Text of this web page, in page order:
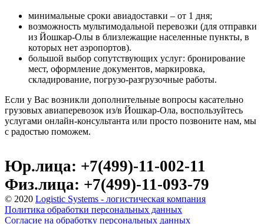
минимальные сроки авиадоставки – от 1 дня;
возможность мультимодальной перевозки (для отправки
из Йошкар-Олы в близлежащие населенные пункты, в
которых нет аэропортов).
большой выбор сопутствующих услуг: бронирование
мест, оформление документов, маркировка,
складирование, погрузо-разгрузочные работы.
Если у Вас возникли дополнительные вопросы касательно
грузовых авиаперевозок из/в Йошкар-Ола, воспользуйтесь
услугами онлайн-консультанта или просто позвоните нам, мы
с радостью поможем.
Юр.лица: +7(499)-11-002-11
Физ.лица: +7(499)-11-093-79
© 2020 Logistic Systems - логистическая компания
Политика обработки персональных данных
Согласие на обработку персональных данных